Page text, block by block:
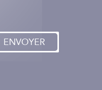
ENVOYER